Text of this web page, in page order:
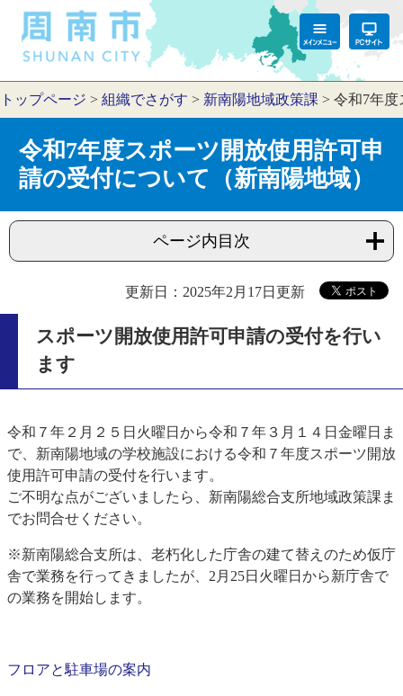
トップページ > 組織でさがす > 新南陽地域政策課 > 令和7年度
令和7年度スポーツ開放使用許可申
請の受付について（新南陽地域）
ページ内目次
更新日：2025年2月17日更新
スポーツ開放使用許可申請の受付を行い
ます
令和７年２月２５日火曜日から令和７年３月１４日金曜日ま
で、新南陽地域の学校施設における令和７年度スポーツ開放
使用許可申請の受付を行います。
ご不明な点がございましたら、新南陽総合支所地域政策課ま
でお問合せください。
※新南陽総合支所は、老朽化した庁舎の建て替えのため仮庁
舎で業務を行ってきましたが、2月25日火曜日から新庁舎で
の業務を開始します。
フロアと駐車場の案内